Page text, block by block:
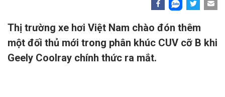
Thị trường xe hơi Việt Nam chào đón thêm
một đối thủ mới trong phân khúc CUV cỡ B khi
Geely Coolray chính thức ra mắt.